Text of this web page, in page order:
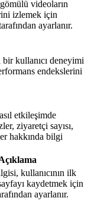
videoların
izlemek için
ayarlanır.
kullanıcı deneyimi
endekslerini
etkileşimde
ziyaretçi sayısı,
hakkında bilgi
kullanıcının ilk
kaydetmek için
ayarlanır.